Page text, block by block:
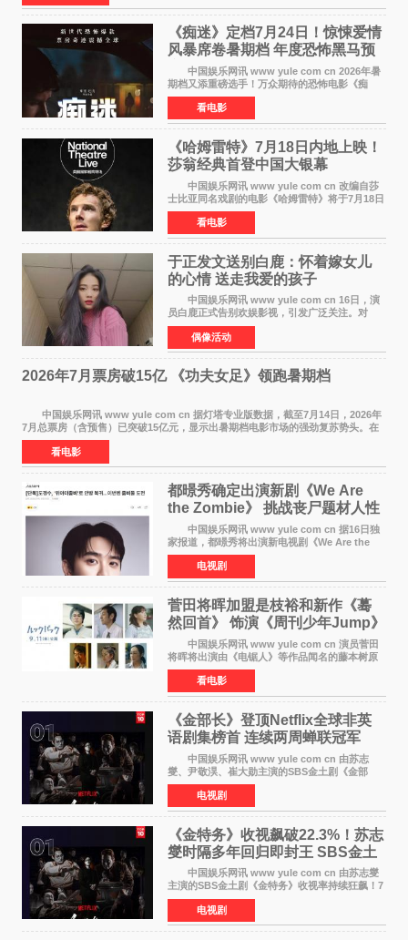
《痴迷》定档7月24日！惊悚爱情
风暴席卷暑期档 年度恐怖黑马预
中国娱乐网讯 www yule com cn 2026年暑
期档又添重磅选手！万众期待的恐怖电影《痴
迷》今日正式官宣定档，将于7月24日登陆内地各
大院线。这部被业内专家誉为新世代爆款恐怖电
影的作品，将为
看电影
《哈姆雷特》7月18日内地上映！
莎翁经典首登中国大银幕
中国娱乐网讯 www yule com cn 改编自莎
士比亚同名戏剧的电影《哈姆雷特》将于7月18日
在中国内地上映。这部跨越四百年的文学经典被
搬上大银幕，为观众带来一场视觉与听觉的双重
盛宴。 《
看电影
于正发文送别白鹿：怀着嫁女儿
的心情 送走我爱的孩子
中国娱乐网讯 www yule com cn 16日，演
员白鹿正式告别欢娱影视，引发广泛关注。对
此，欢娱影视创始人于正在社交平台发文回应，
字里行间流露不舍与祝福。 于正透露，以前
每次有演员到期不
偶像活动
2026年7月票房破15亿 《功夫女足》领跑暑期档
中国娱乐网讯 www yule com cn 据灯塔专业版数据，截至7月14日，2026年
7月总票房（含预售）已突破15亿元，显示出暑期档电影市场的强劲复苏势头。在
众多上映影片中，《功夫女足》《小黄人与大
看电影
都暻秀确定出演新剧《We Are
the Zombie》 挑战丧尸题材人性
喜剧
中国娱乐网讯 www yule com cn 据16日独
家报道，都暻秀将出演新电视剧《We Are the
Zombie》，在剧中饰演主演金仁钟一角，挑战与
以往丧尸题材截然不同的人性喜剧。 新剧
《We Are t
电视剧
菅田将晖加盟是枝裕和新作《蓦
然回首》 饰演《周刊少年Jump》
编辑
中国娱乐网讯 www yule com cn 演员菅田
将晖将出演由《电锯人》等作品闻名的藤本树原
作漫画改编的电影《蓦然回首》（是枝裕和导
演）。菅田饰演的角色是初中时代两位主人公带
着完成的作品前去
看电影
《金部长》登顶Netflix全球非英
语剧集榜首 连续两周蝉联冠军
中国娱乐网讯 www yule com cn 由苏志
燮、尹敬淏、崔大勋主演的SBS金土剧《金部
长》持续席卷全球，收获海内外观众热烈反
响。 15日，据Netflix官方排行榜网站Tudum
公布的数据，SBS金土剧《
电视剧
《金特务》收视飙破22.3%！苏志
燮时隔多年回归即封王 SBS金土
剧新纪录诞生
中国娱乐网讯 www yule com cn 由苏志燮
主演的SBS金土剧《金特务》收视率持续狂飙！7
月11日播出的第6集全国平均收视率高达22 3%，
瞬间最高更冲上26 4%，不仅再度刷新自身纪
录，更稳坐同时段
电视剧